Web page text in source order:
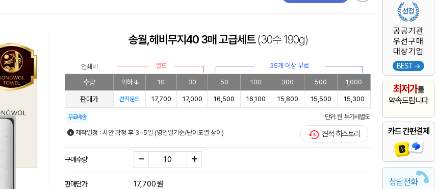
공공기관
우선구매
대상기업
BEST →
최저가를
약속드립니다
카드 간편결제
상담전화
송월,헤비무지40 3매 고급세트(30수 190g)
인쇄비 별도 35개 이상 무료
수량 이하 10 30 50 100 300 500 1,000
판매가 견적문의 17,700 17,000 16,500 16,100 15,800 15,500 15,300
무료배송 단위: 원 부가세별도
제작일정 : 시안 확정 후 3~5일 (영업일기준/난이도별 상이) 견적 히스토리
구매수량
판매단가 17,700원